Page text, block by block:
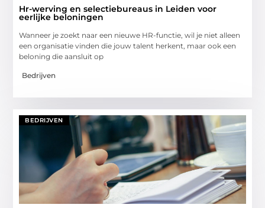
Hr-werving en selectiebureaus in Leiden voor
eerlijke beloningen
Wanneer je zoekt naar een nieuwe HR-functie, wil je niet alleen
een organisatie vinden die jouw talent herkent, maar ook een
beloning die aansluit op
Bedrijven
BEDRIJVEN